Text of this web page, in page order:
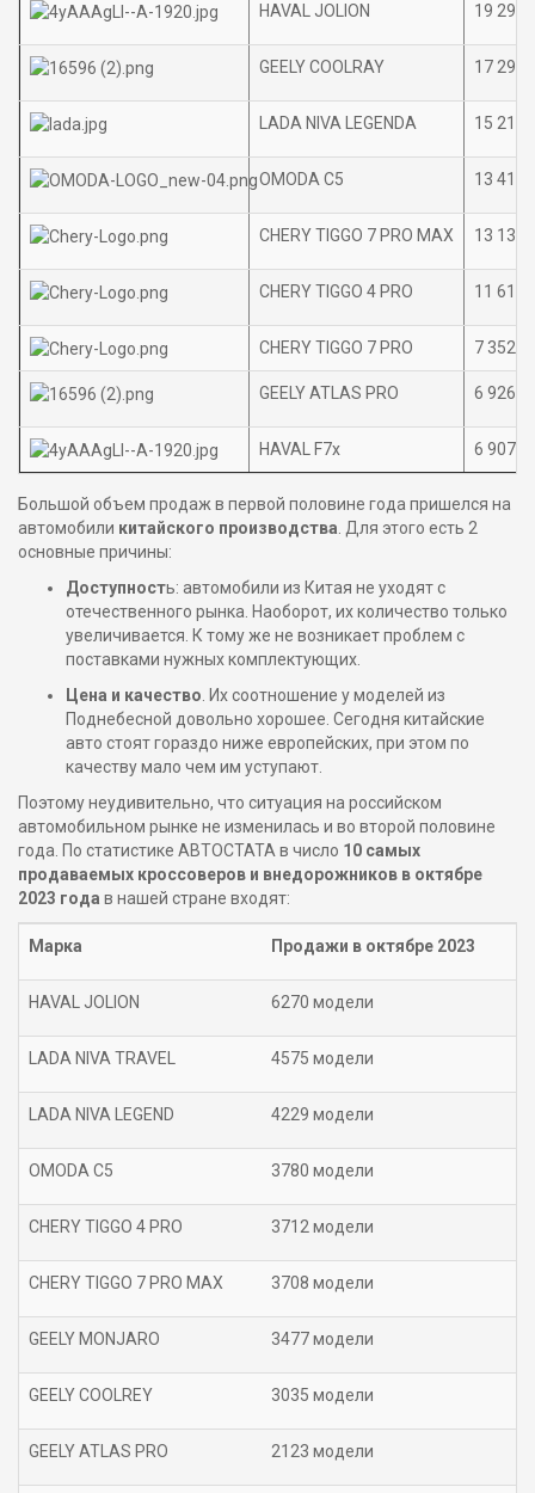
HAVAL JOLION 19 292
GEELY COOLRAY 17 290
LADA NIVA LEGENDA 15 219
OMODA C5 13 415
СHERY TIGGO 7 PRO MAX 13 137
CHERY TIGGO 4 PRO 11 618
CHERY TIGGO 7 PRO 7 352
GEELY ATLAS PRO 6 926
HAVAL F7x 6 907
Большой объем продаж в первой половине года пришелся на
автомобили китайского производства . Для этого есть 2
основные причины:
Доступность: автомобили из Китая не уходят с
отечественного рынка. Наоборот, их количество только
увеличивается. К тому же не возникает проблем с
поставками нужных комплектующих.
Цена и качество . Их соотношение у моделей из
Поднебесной довольно хорошее. Сегодня китайские
авто стоят гораздо ниже европейских, при этом по
качеству мало чем им уступают.
Поэтому неудивительно, что ситуация на российском
автомобильном рынке не изменилась и во второй половине
года. По статистике АВТОСТАТА в число 10 самых
продаваемых кроссоверов и внедорожников в октябре
2023 года в нашей стране входят:
Марка Продажи в октябре 2023
HAVAL JOLION 6270 модели
LADA NIVA TRAVEL 4575 модели
LADA NIVA LEGEND 4229 модели
OMODA C5 3780 модели
CHERY TIGGO 4 PRO 3712 модели
CHERY TIGGO 7 PRO MAX 3708 модели
GEELY MONJARO 3477 модели
GEELY COOLREY 3035 модели
GEELY ATLAS PRO 2123 модели